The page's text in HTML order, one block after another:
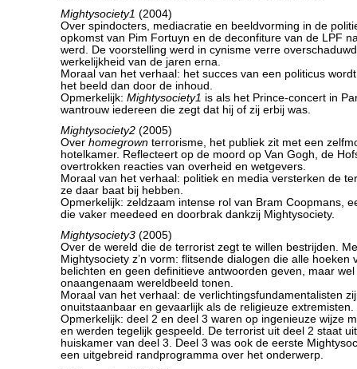
Mightysociety1 (2004)
Over spindocters, mediacratie en beeldvorming in de
opkomst van Pim Fortuyn en de deconfiture van de LPF
werd. De voorstelling werd in cynisme verre
werkelijkheid van de jaren erna.
Moraal van het verhaal: het succes van een politicus
het beeld dan door de inhoud.
Opmerkelijk: Mightysociety1 is als het Prince-concert in
wantrouw iedereen die zegt dat hij of zij erbij was.
Mightysociety2 (2005)
Over homegrown terrorisme, het publiek zit met een
hotelkamer. Reflecteert op de moord op Van Gogh, de
overtrokken reacties van overheid en wetgevers.
Moraal van het verhaal: politiek en media versterken de
ze daar baat bij hebben.
Opmerkelijk: zeldzaam intense rol van Bram Coopmans,
die vaker meedeed en doorbrak dankzij Mightysociety.
Mightysociety3 (2005)
Over de wereld die de terrorist zegt te willen bestrijden.
Mightysociety z’n vorm: flitsende dialogen die alle hoeken
belichten en geen definitieve antwoorden geven, maar
onaangenaam wereldbeeld tonen.
Moraal van het verhaal: de verlichtingsfundamentalisten
onuitstaanbaar en gevaarlijk als de religieuze extremisten.
Opmerkelijk: deel 2 en deel 3 waren op ingenieuze wijze
en werden tegelijk gespeeld. De terrorist uit deel 2 staat
huiskamer van deel 3. Deel 3 was ook de eerste
een uitgebreid randprogramma over het onderwerp.